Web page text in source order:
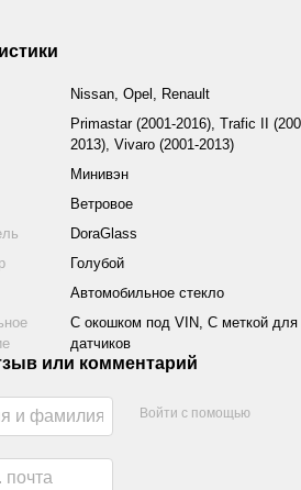
Nissan, Opel, Renault
Primastar (2001-2016), Trafic II
2013), Vivaro (2001-2013)
Минивэн
Ветровое
DoraGlass
Голубой
Автомобильное стекло
С окошком под VIN, С меткой для
датчиков
или комментарий
Войти с помощью